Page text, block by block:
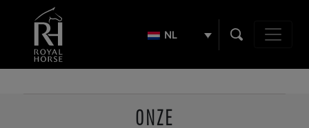
NL
ONZE